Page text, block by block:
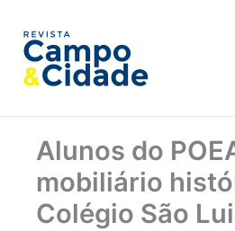
para
conteúdo
Alunos do
mobiliário
Colégio São